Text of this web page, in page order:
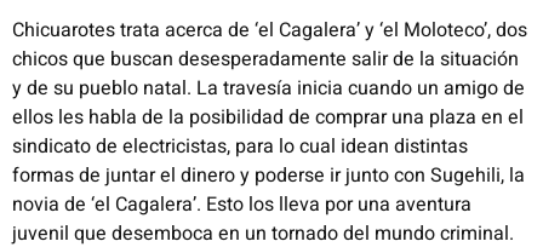
Chicuarotes trata acerca de ‘el Cagalera’ y ‘el Moloteco’, dos
chicos que buscan desesperadamente salir de la situación
y de su pueblo natal. La travesía inicia cuando un amigo de
ellos les habla de la posibilidad de comprar una plaza en el
sindicato de electricistas, para lo cual idean distintas
formas de juntar el dinero y poderse ir junto con Sugehili, la
novia de ‘el Cagalera’. Esto los lleva por una aventura
juvenil que desemboca en un tornado del mundo criminal.